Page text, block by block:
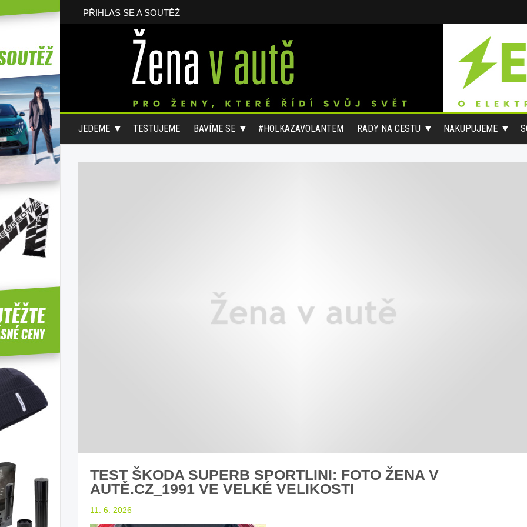
PŘIHLAS SE A SOUTĚŽ
JEDEME TESTUJEME BAVÍME SE #HOLKAZAVOLANTEM RADY NA CESTU NAKUPUJEME
TEST ŠKODA SUPERB SPORTLINI: FOTO ŽENA V
AUTĚ.CZ_1991 VE VELKÉ VELIKOSTI
11. 6. 2026
našeho magazínu rady na cestu Auto mého srdce 2026